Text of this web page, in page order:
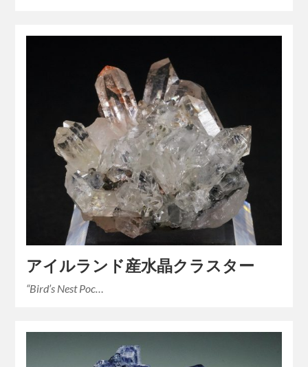
アイルランド産水晶クラスター
“Bird’s Nest Poc…